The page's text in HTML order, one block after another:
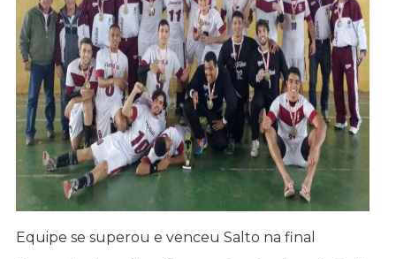
Equipe se superou e venceu Salto na final